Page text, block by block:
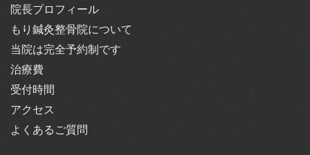
院長プロフィール
もり鍼灸整骨院について
当院は完全予約制です
治療費
受付時間
アクセス
よくあるご質問